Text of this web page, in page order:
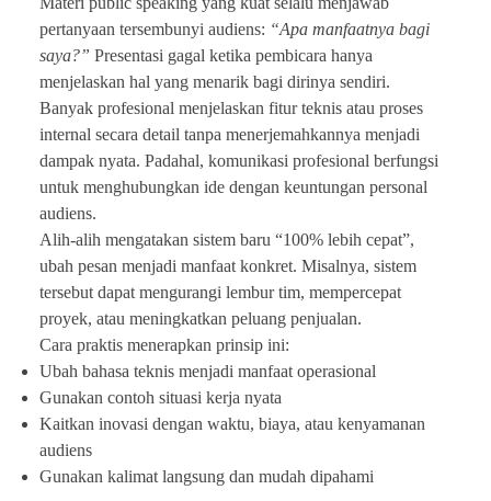
pertanyaan tersembunyi audiens: “Apa manfaatnya bagi
saya?” Presentasi gagal ketika pembicara hanya
menjelaskan hal yang menarik bagi dirinya sendiri.
Banyak profesional menjelaskan fitur teknis atau proses
internal secara detail tanpa menerjemahkannya menjadi
dampak nyata. Padahal, komunikasi profesional berfungsi
untuk menghubungkan ide dengan keuntungan personal
audiens.
Alih-alih mengatakan sistem baru “100% lebih cepat”,
ubah pesan menjadi manfaat konkret. Misalnya, sistem
tersebut dapat mengurangi lembur tim, mempercepat
proyek, atau meningkatkan peluang penjualan.
Cara praktis menerapkan prinsip ini:
Ubah bahasa teknis menjadi manfaat operasional
Gunakan contoh situasi kerja nyata
Kaitkan inovasi dengan waktu, biaya, atau kenyamanan
audiens
Gunakan kalimat langsung dan mudah dipahami